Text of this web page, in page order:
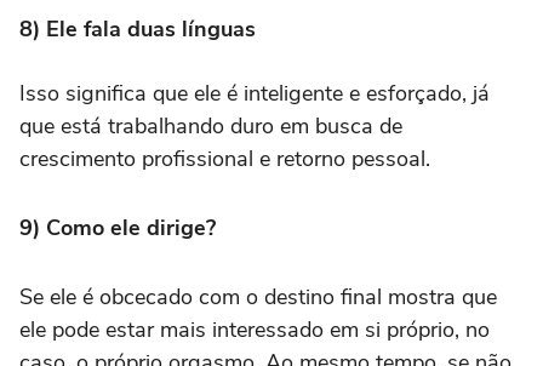
8) Ele fala duas línguas
Isso significa que ele é inteligente e esforçado, já
que está trabalhando duro em busca de
crescimento profissional e retorno pessoal.
9) Como ele dirige?
Se ele é obcecado com o destino final mostra que
ele pode estar mais interessado em si próprio, no